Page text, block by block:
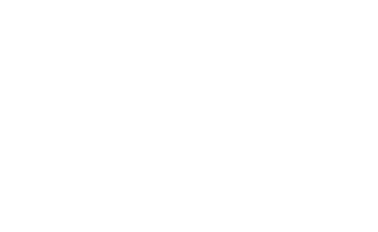
проектов. Для начала совокупный объем его
вредные выбросы в атмосферу. С прошлого года к
сокращению загрязнения основных водных